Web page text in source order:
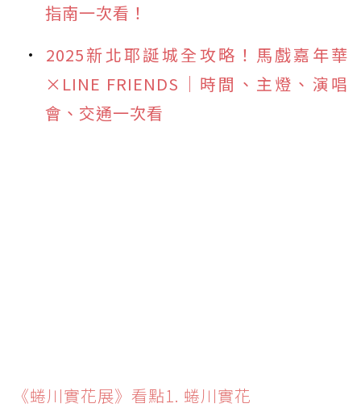
指南一次看！
2025新北耶誕城全攻略！馬戲嘉年華
×LINE FRIENDS｜時間、主燈、演唱
會、交通一次看
《蜷川實花展》看點1. 蜷川實花